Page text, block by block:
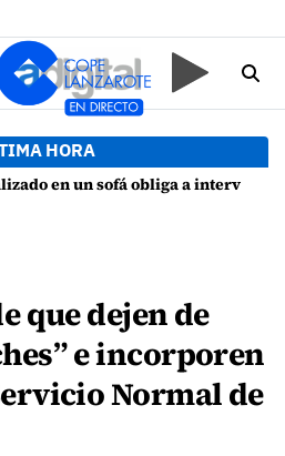
HORA
obliga a intervenir en una vivienda de Playa Honda
que dejen de
e incorporen
Normal de